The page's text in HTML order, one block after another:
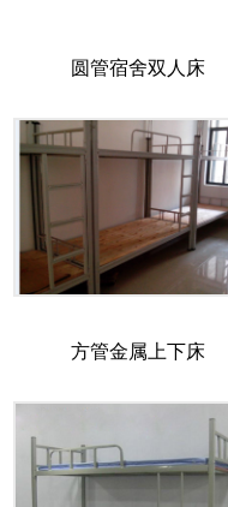
圆管宿舍双人床
方管金属上下床